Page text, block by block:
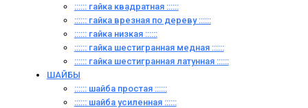
:::::: гайка квадратная ::::::
:::::: гайка врезная по дереву ::::::
:::::: гайка низкая ::::::
:::::: гайка шестигранная медная ::::::
:::::: гайка шестигранная латунная ::::::
ШАЙБЫ
:::::: шайба простая ::::::
:::::: шайба усиленная ::::::